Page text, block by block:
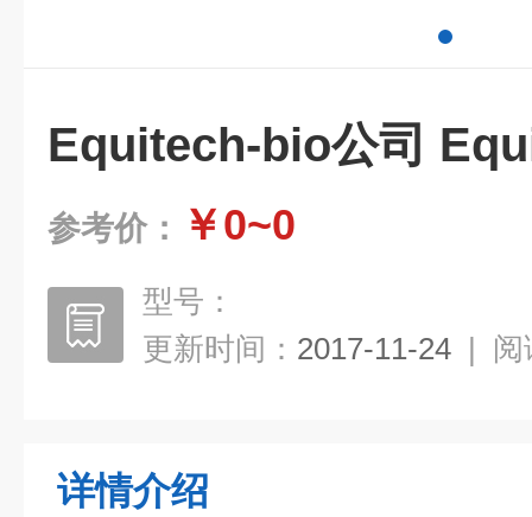
Equitech-bio公司
参考价： ￥0~0
型号：
更新时间： 2017-11-24 | 阅
详情介绍